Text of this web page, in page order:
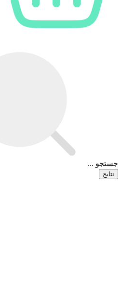
جستجو ...
نتایج